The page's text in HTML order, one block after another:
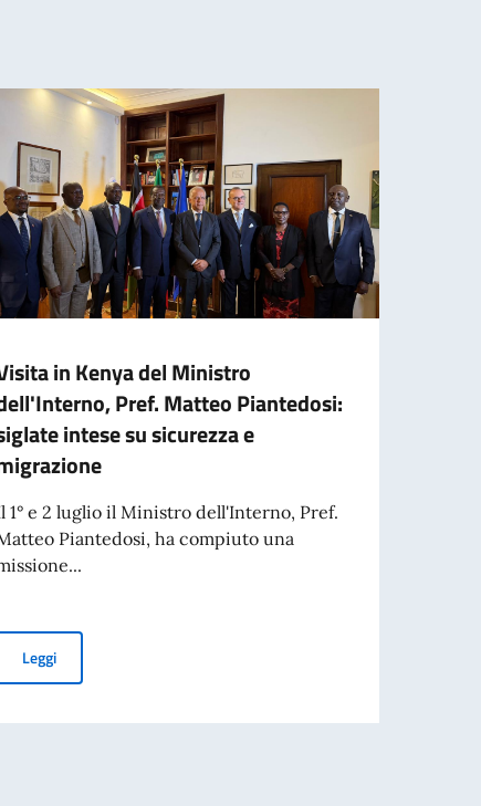
centenary celebrations.
in Kenya del Ministro
Pref. Matteo Piantedosi:
intese su sicurezza e
1° e 2 luglio il Ministro dell'Interno, Pref.
Piantedosi, ha compiuto una
LeggiVisita in Kenya del Ministro dell'Interno, Pref. Matteo